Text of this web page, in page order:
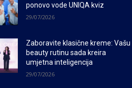
ponovo vode UNIQA kviz
29/07/2026
Zaboravite klasične kreme: Vašu
beauty rutinu sada kreira
umjetna inteligencija
29/07/2026